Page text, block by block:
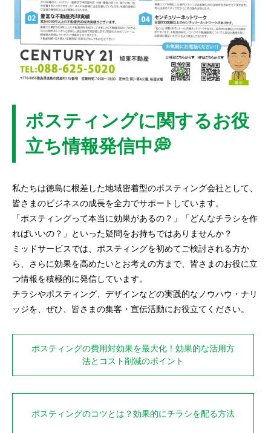
ポスティングに関するお役
立ち情報発信中💭
私たちは徳島に根差した地域密着型のポスティング会社として、
皆さまのビジネスの成長を全力でサポートしています。
「ポスティングって本当に効果があるの？」「どんなチラシを作
ればいいの？」といった疑問をお持ちではありませんか？
ミッドサービスでは、ポスティングを初めてご検討される方か
ら、さらに効果を高めたいとお考えの方まで、皆さまのお役に立
つ情報を積極的に発信しています。
チラシやポスティング、デザインなどの実践的なノウハウ・ナリ
ッジを、ぜひ、皆さまの集客・宣伝活動にお役立てください。
ポスティングの費用対効果を最大化！効果的な活用方
法とコスト削減のポイント
ポスティングのコツとは？効果的にチラシを配る方法